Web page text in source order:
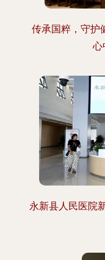
传承国粹，守护
心
永新县人民医院